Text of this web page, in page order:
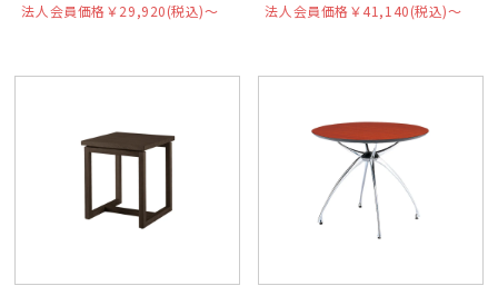
法人会員価格￥29,920(税込)〜
法人会員価格￥41,140(税込)〜